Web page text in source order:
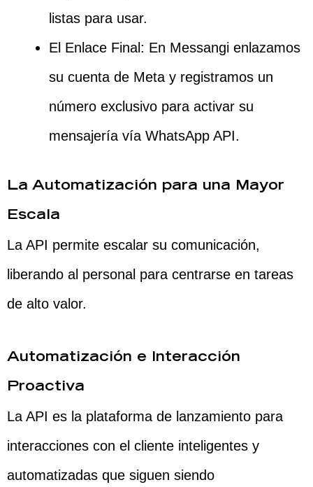
listas para usar.
El Enlace Final: En Messangi enlazamos
su cuenta de Meta y registramos un
número exclusivo para activar su
mensajería vía WhatsApp API.
La Automatización para una Mayor
Escala
La API permite escalar su comunicación,
liberando al personal para centrarse en tareas
de alto valor.
Automatización e Interacción
Proactiva
La API es la plataforma de lanzamiento para
interacciones con el cliente inteligentes y
automatizadas que siguen siendo